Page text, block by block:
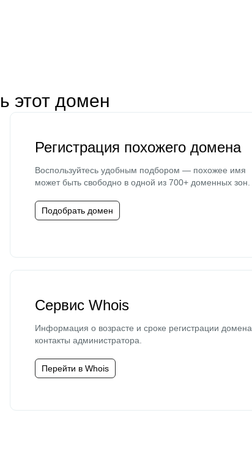
этот домен
Регистрация похожего домена
Воспользуйтесь удобным подбором — похожее имя
может быть свободно в одной из 700+ доменных зон.
Подобрать домен
Сервис Whois
Информация о возрасте и сроке регистрации домена,
контакты администратора.
Перейти в Whois